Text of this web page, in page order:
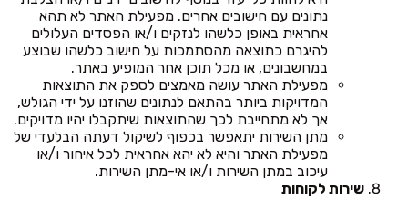
נתונים עם חישובים אחרים. מפעילת האתר לא תהא
אחראית באופן כלשהו לנזקים ו/או הפסדים העלולים
להיגרם כתוצאה מהסתמכות על חישוב כלשהו שבוצע
במחשבונים, או מכל תוכן אחר המופיע באתר.
מפעילת האתר עושה מאמצים לספק את התוצאות
המדויקות ביותר בהתאם לנתונים שהוזנו על ידי הגולש,
אך לא מתחייבת לכך שהתוצאות שיתקבלו יהיו מדויקים.
מתן השירות יתאפשר בכפוף לשיקול דעתה הבלעדי של
מפעילת האתר והיא לא יהא אחראית לכל איחור ו/או
עיכוב במתן השירות ו/או אי-מתן השירות.
שירות לקוחות